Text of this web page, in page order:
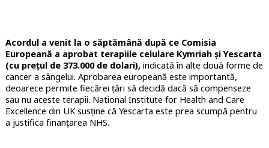
Acordul a venit la o săptămână după ce Comisia
Europeană a aprobat terapiile celulare Kymriah și Yescarta
(cu prețul de 373.000 de dolari),indicată în alte două forme de
cancer a sângelui. Aprobarea europeană este importantă,
deoarece permite fiecărei țări să decidă dacă să compenseze
sau nu aceste terapii. National Institute for Health and Care
Excellence din UK susține că Yescarta este prea scumpă pentru
a justifica finanțarea NHS.